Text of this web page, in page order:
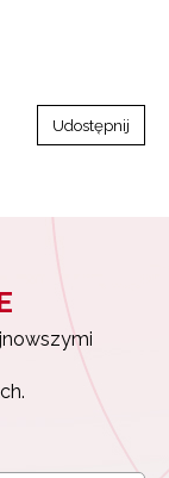
Udostępnij